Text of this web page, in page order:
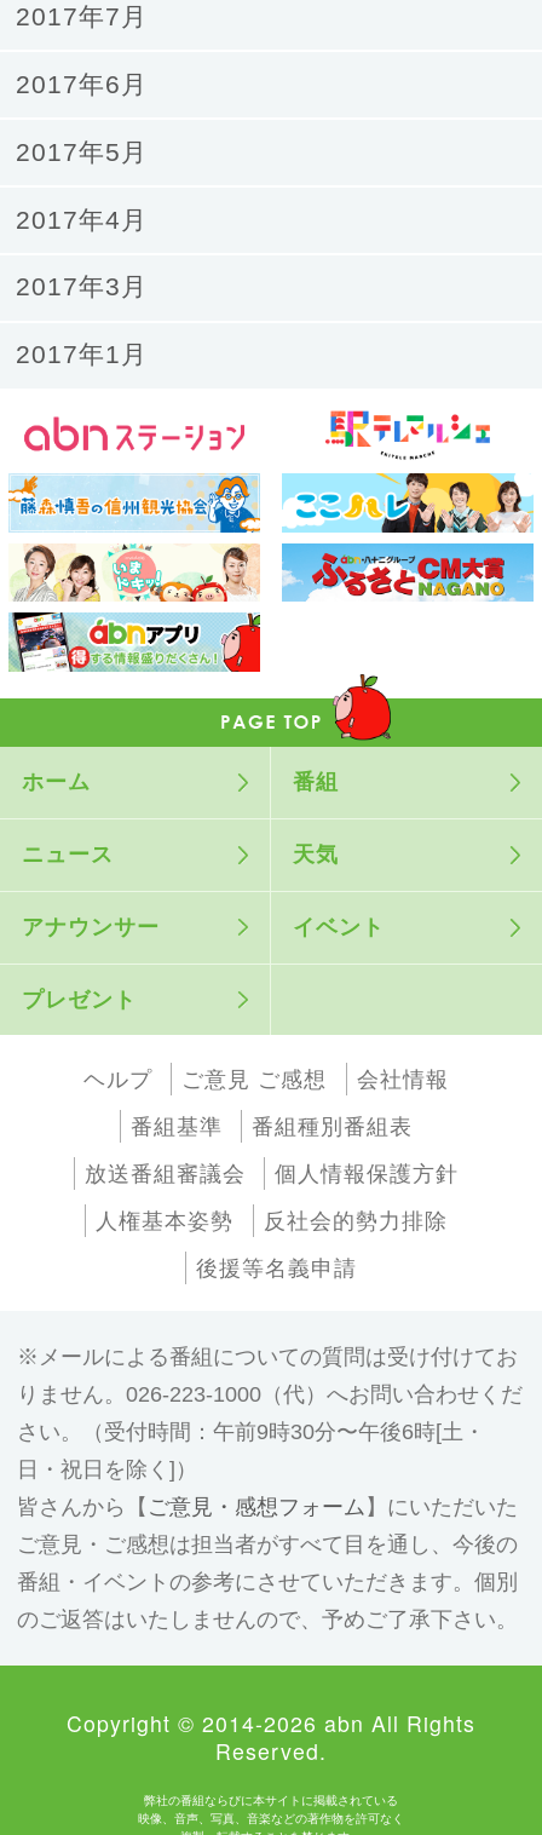
2017年7月
2017年6月
2017年5月
2017年4月
2017年3月
2017年1月
ホーム 番組
ニュース 天気
アナウンサー イベント
プレゼント
ヘルプ ご意見 ご感想
会社情報
番組基準
番組種別番組表
放送番組審議会
個人情報保護方針
人権基本姿勢
反社会的勢力排除
後援等名義申請
メールによる番組についての質問は受け付けてお
りません。026-223-1000（代）へお問い合わせくだ
さい。（受付時間：午前9時30分〜午後6時[土・
日・祝日を除く]）
皆さんから【 ご意見・感想フォーム 】にいただいた
ご意見・ご感想は担当者がすべて目を通し、今後の
番組・イベントの参考にさせていただきます。個別
のご返答はいたしませんので、予めご了承下さい。
Copyright © 2014-2026 abn All Rights
Reserved.
弊社の番組ならびに本サイトに掲載されている
映像、音声、写真、音楽などの著作物を許可なく